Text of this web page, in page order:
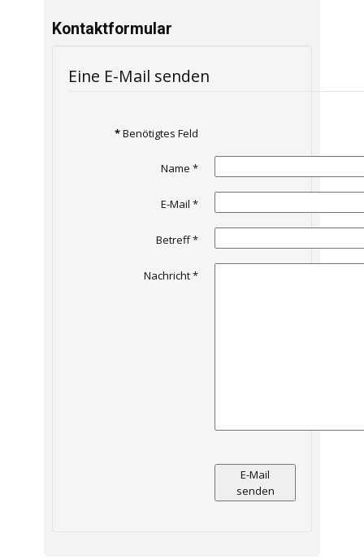
Kontaktformular
Eine E-Mail senden
*Benötigtes Feld
Name *
E-Mail *
Betreff*
Nachricht*
E-Mail
senden